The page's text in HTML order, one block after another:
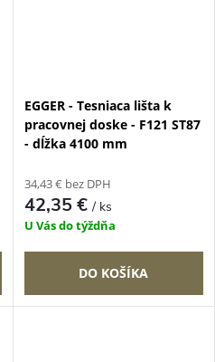
EGGER - Tesniaca lišta k
pracovnej doske - F121 ST87
- dĺžka 4100 mm
34,43 € bez DPH
42,35 €/ ks
U Vás do týždňa
DO KOŠÍKA